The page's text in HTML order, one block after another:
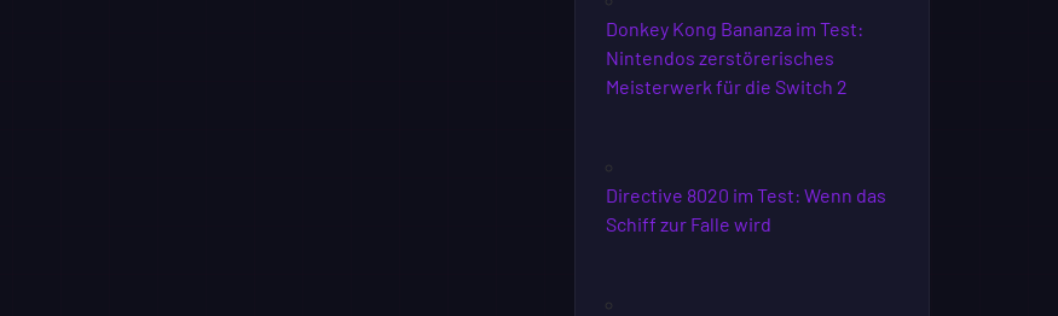
Donkey Kong Bananza im Test:
Nintendos zerstörerisches
Meisterwerk für die Switch 2
Directive 8020 im Test: Wenn das
Schiff zur Falle wird